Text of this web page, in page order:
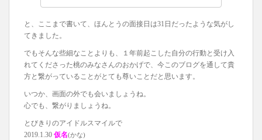
と、ここまで書いて、ほんとうの面接日は31日だったような気がし
てきました。
でもそんな些細なことよりも、１年前起こした自分の行動と受け入
れてくださった桃のみなさんのおかげで、今このブログを通して貴
方と繋がっていることがとても尊いことだと思います。
いつか、画面の外でも会いましょうね。
心でも、繋がりましょうね。
とびきりのアイドルスマイルで
2019.1.30 仮名(かな)